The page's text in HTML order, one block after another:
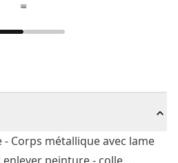
Corps métallique avec lame